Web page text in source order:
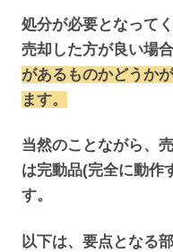
処分が必要となって
売却した方が良い場
があるものかどうか
ます。
当然のことながら、
は完動品(完全に動作
す。
以下は、要点となる